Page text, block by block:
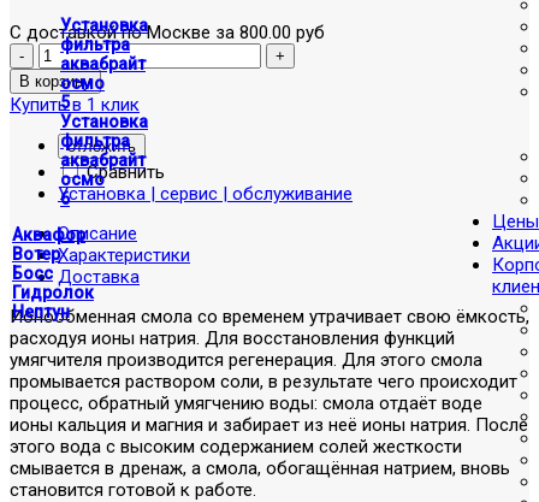
Установка
фильтра
аквабрайт
осмо
5
Установка
фильтра
аквабрайт
осмо
6
Аквафор
Вотер
Босс
Гидролок
Нептун
Цены
С доставкой по Москве за 800.00 руб
Купить в 1 клик
отложить
Сравнить
Установка | сервис | обслуживание
Описание
Характеристики
Доставка
Ионообменная смола со временем утрачивает свою ёмкость,
расходуя ионы натрия. Для восстановления функций
умягчителя производится регенерация. Для этого смола
промывается раствором соли, в результате чего происходит
процесс, обратный умягчению воды: смола отдаёт воде
ионы кальция и магния и забирает из неё ионы натрия. После
этого вода с высоким содержанием солей жесткости
смывается в дренаж, а смола, обогащённая натрием, вновь
становится готовой к работе.